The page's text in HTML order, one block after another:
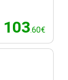
103.60€